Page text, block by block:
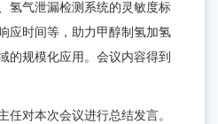
氢气泄漏检测系统的灵敏度标
应时间等，助力甲醇制氢加氢
的规模化应用。会议内容得到
任对本次会议进行总结发言。